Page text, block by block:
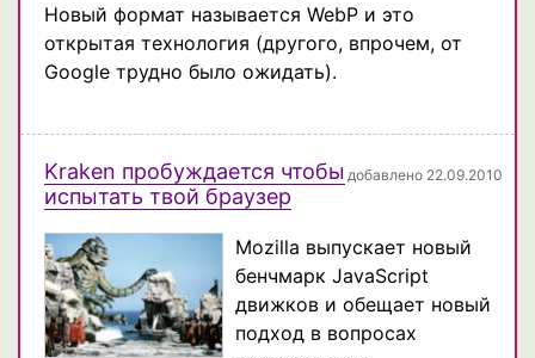
Новый формат называется WebP и это
открытая технология (другого, впрочем, от
Google трудно было ожидать).
Kraken пробуждается чтобы
испытать твой браузер
добавлено 22.09.2010
Mozilla выпускает новый
бенчмарк JavaScript
движков и обещает новый
подход в вопросах